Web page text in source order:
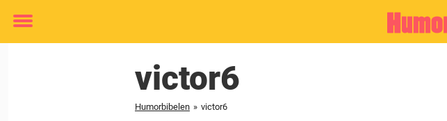
Toggle
victor6
Humorbibelen » victor6